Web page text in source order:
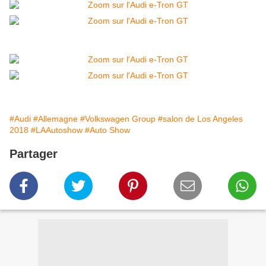
#Audi #Allemagne #Volkswagen Group #salon de Los Angeles
2018 #LAAutoshow #Auto Show
Partager